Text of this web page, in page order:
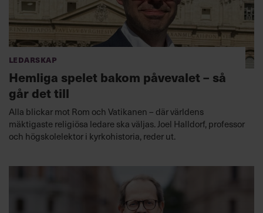
Ledarskap
Hemliga spelet bakom påvevalet – så
går det till
Alla blickar mot Rom och Vatikanen – där världens
mäktigaste religiösa ledare ska väljas. Joel Halldorf, professor
och högskolelektor i kyrkohistoria, reder ut.